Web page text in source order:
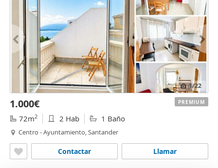
1/22
1.000€
72m2 2 Hab 1 Baño
Centro - Ayuntamiento, Santander
Llamar
Contactar
PREMIUM